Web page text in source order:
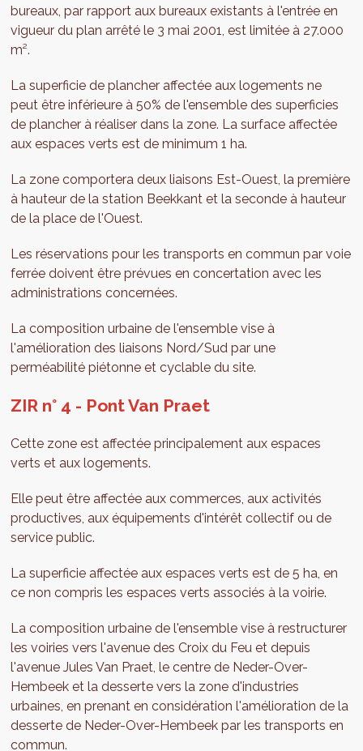
bureaux, par rapport aux bureaux existants à l'entrée en
vigueur du plan arrêté le 3 mai 2001, est limitée à 27.000
m².
La superficie de plancher affectée aux logements ne
peut être inférieure à 50% de l'ensemble des superficies
de plancher à réaliser dans la zone. La surface affectée
aux espaces verts est de minimum 1 ha.
La zone comportera deux liaisons Est-Ouest, la première
à hauteur de la station Beekkant et la seconde à hauteur
de la place de l'Ouest.
Les réservations pour les transports en commun par voie
ferrée doivent être prévues en concertation avec les
administrations concernées.
La composition urbaine de l'ensemble vise à
l'amélioration des liaisons Nord/Sud par une
perméabilité piétonne et cyclable du site.
ZIR n° 4 - Pont Van Praet
Cette zone est affectée principalement aux espaces
verts et aux logements.
Elle peut être affectée aux commerces, aux activités
productives, aux équipements d'intérêt collectif ou de
service public.
La superficie affectée aux espaces verts est de 5 ha, en
ce non compris les espaces verts associés à la voirie.
La composition urbaine de l'ensemble vise à restructurer
les voiries vers l'avenue des Croix du Feu et depuis
l'avenue Jules Van Praet, le centre de Neder-Over-
Hembeek et la desserte vers la zone d'industries
urbaines, en prenant en considération l'amélioration de la
desserte de Neder-Over-Hembeek par les transports en
commun.